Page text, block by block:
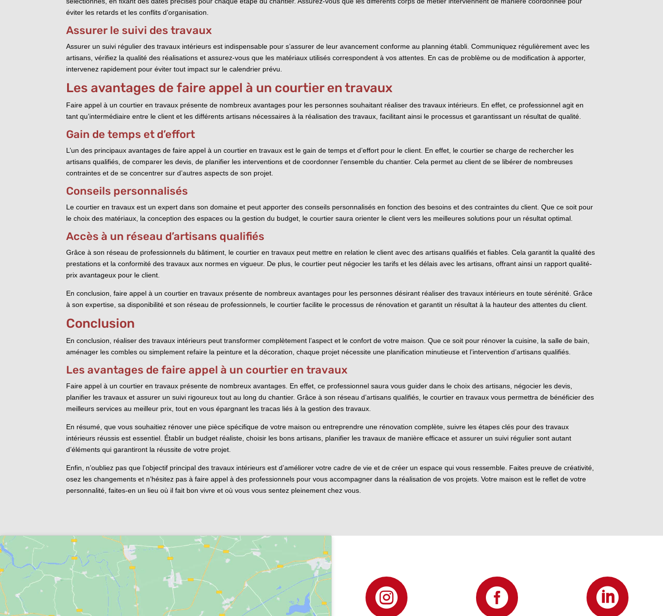
éviter les retards et les conflits d’organisation.
Assurer le suivi des travaux
Assurer un suivi régulier des travaux intérieurs est indispensable pour s’assurer de leur avancement conforme au planning établi. Communiquez régulièrement avec les
artisans, vérifiez la qualité des réalisations et assurez-vous que les matériaux utilisés correspondent à vos attentes. En cas de problème ou de modification à apporter,
intervenez rapidement pour éviter tout impact sur le calendrier prévu.
Les avantages de faire appel à un courtier en travaux
Faire appel à un courtier en travaux présente de nombreux avantages pour les personnes souhaitant réaliser des travaux intérieurs. En effet, ce professionnel agit en
tant qu’intermédiaire entre le client et les différents artisans nécessaires à la réalisation des travaux, facilitant ainsi le processus et garantissant un résultat de qualité.
Gain de temps et d’effort
L’un des principaux avantages de faire appel à un courtier en travaux est le gain de temps et d’effort pour le client. En effet, le courtier se charge de rechercher les
artisans qualifiés, de comparer les devis, de planifier les interventions et de coordonner l’ensemble du chantier. Cela permet au client de se libérer de nombreuses
contraintes et de se concentrer sur d’autres aspects de son projet.
Conseils personnalisés
Le courtier en travaux est un expert dans son domaine et peut apporter des conseils personnalisés en fonction des besoins et des contraintes du client. Que ce soit pour
le choix des matériaux, la conception des espaces ou la gestion du budget, le courtier saura orienter le client vers les meilleures solutions pour un résultat optimal.
Accès à un réseau d’artisans qualifiés
Grâce à son réseau de professionnels du bâtiment, le courtier en travaux peut mettre en relation le client avec des artisans qualifiés et fiables. Cela garantit la qualité des
prestations et la conformité des travaux aux normes en vigueur. De plus, le courtier peut négocier les tarifs et les délais avec les artisans, offrant ainsi un rapport qualité-
prix avantageux pour le client.
En conclusion, faire appel à un courtier en travaux présente de nombreux avantages pour les personnes désirant réaliser des travaux intérieurs en toute sérénité. Grâce
à son expertise, sa disponibilité et son réseau de professionnels, le courtier facilite le processus de rénovation et garantit un résultat à la hauteur des attentes du client.
Conclusion
En conclusion, réaliser des travaux intérieurs peut transformer complètement l’aspect et le confort de votre maison. Que ce soit pour rénover la cuisine, la salle de bain,
aménager les combles ou simplement refaire la peinture et la décoration, chaque projet nécessite une planification minutieuse et l’intervention d’artisans qualifiés.
Les avantages de faire appel à un courtier en travaux
Faire appel à un courtier en travaux présente de nombreux avantages. En effet, ce professionnel saura vous guider dans le choix des artisans, négocier les devis,
planifier les travaux et assurer un suivi rigoureux tout au long du chantier. Grâce à son réseau d’artisans qualifiés, le courtier en travaux vous permettra de bénéficier des
meilleurs services au meilleur prix, tout en vous épargnant les tracas liés à la gestion des travaux.
En résumé, que vous souhaitiez rénover une pièce spécifique de votre maison ou entreprendre une rénovation complète, suivre les étapes clés pour des travaux
intérieurs réussis est essentiel. Établir un budget réaliste, choisir les bons artisans, planifier les travaux de manière efficace et assurer un suivi régulier sont autant
d’éléments qui garantiront la réussite de votre projet.
Enfin, n’oubliez pas que l’objectif principal des travaux intérieurs est d’améliorer votre cadre de vie et de créer un espace qui vous ressemble. Faites preuve de créativité,
osez les changements et n’hésitez pas à faire appel à des professionnels pour vous accompagner dans la réalisation de vos projets. Votre maison est le reflet de votre
personnalité, faites-en un lieu où il fait bon vivre et où vous vous sentez pleinement chez vous.
  